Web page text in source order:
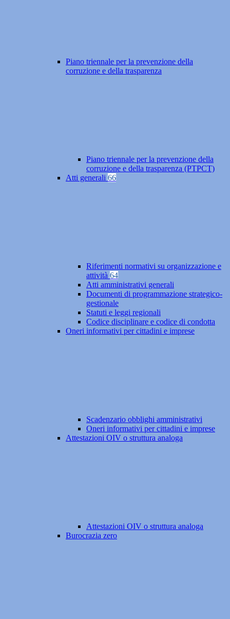
Piano triennale per la prevenzione della
corruzione e della trasparenza
Piano triennale per la prevenzione della
corruzione e della trasparenza (PTPCT)
Atti generali 66
Riferimenti normativi su organizzazione e
attività 64
Atti amministrativi generali
Documenti di programmazione strategico-
gestionale
Statuti e leggi regionali
Codice disciplinare e codice di condotta
Oneri informativi per cittadini e imprese
Scadenzario obblighi amministrativi
Oneri informativi per cittadini e imprese
Attestazioni OIV o struttura analoga
Attestazioni OIV o struttura analoga
Burocrazia zero